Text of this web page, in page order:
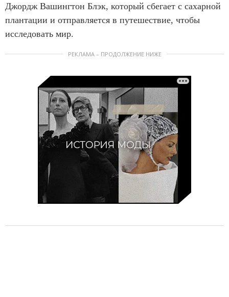
Джордж Вашингтон Блэк, который сбегает с сахарной
плантации и отправляется в путешествие, чтобы
исследовать мир.
РЕКЛАМА – ПРОДОЛЖЕНИЕ НИЖЕ